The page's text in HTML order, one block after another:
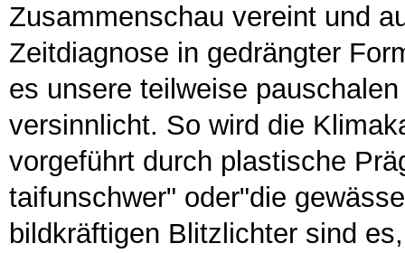
Zusammenschau vereint und
Zeitdiagnose in gedrängter
es unsere teilweise
versinnlicht. So wird die
vorgeführt durch plastische
taifunschwer" oder"die
bildkräftigen Blitzlichter sind